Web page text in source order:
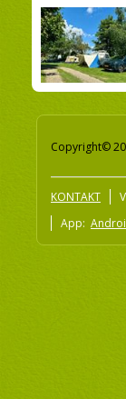
Copyright©
KONTAKT
App: